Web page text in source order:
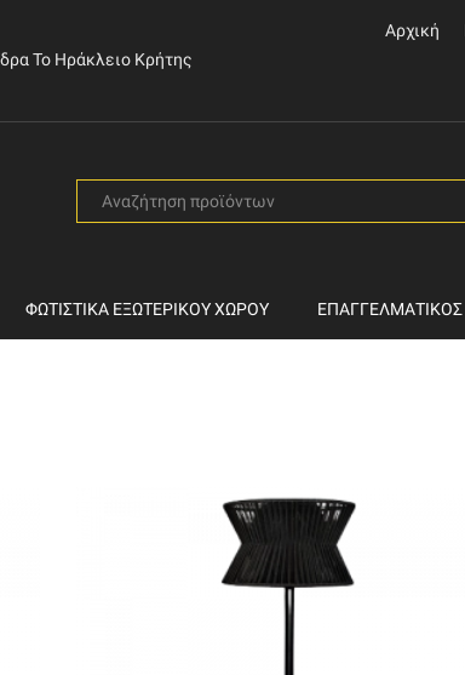
Το Ηράκλειο Κρήτης
Αρχική
ΦΩΤΙΣΤΙΚΆ ΕΞΩΤΕΡΙΚΟΎ ΧΏΡΟΥ